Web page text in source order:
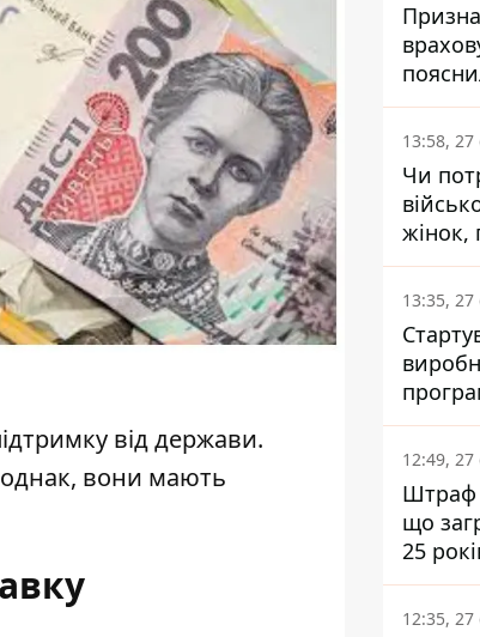
від держави.
однак, вони мають
фонді
13:58,
Чи
жінок,
13:35,
через
12:49,
Штраф
що
25
12:35,